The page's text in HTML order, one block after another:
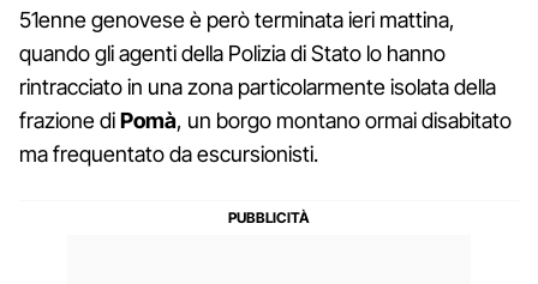
51enne genovese è però terminata ieri mattina,
quando gli agenti della Polizia di Stato lo hanno
rintracciato in una zona particolarmente isolata della
frazione diPomà, un borgo montano ormai disabitato
ma frequentato da escursionisti.